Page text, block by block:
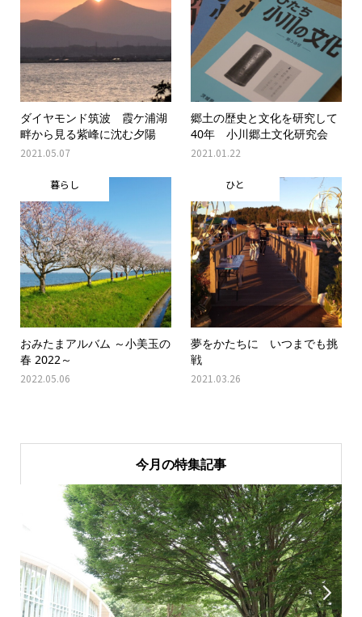
ダイヤモンド筑波 霞ケ浦湖
畔から見る紫峰に沈む夕陽
2021.05.07
郷土の歴史と文化を研究して
40年 小川郷土文化研究会
2021.01.22
暮らし
おみたまアルバム ～小美玉の
春 2022～
2022.05.06
ひと
夢をかたちに いつまでも挑
戦
2021.03.26
今月の特集記事
 